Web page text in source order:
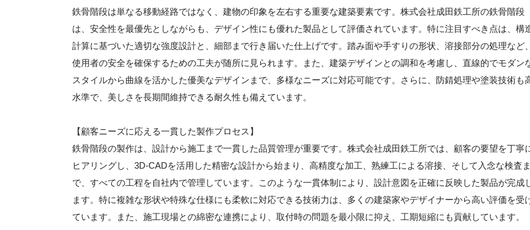
鉄骨階段は単なる移動経路ではなく、建物の印象を左右する重要な建築要素です。株式会社成田鉄工所の鉄骨階段
は、安全性を最優先としながらも、デザイン性にも優れた製品として評価されています。特に注目すべき点は、構
計算に基づいた適切な強度設計と、細部まで行き届いた仕上げです。踏み面や手すりの形状、溶接部分の処理など、
使用者の安全を確保するための工夫が随所に見られます。また、建築デザインとの調和を考慮し、直線的でモダン
スタイルから曲線を活かした優美なデザインまで、多様なニーズに対応可能です。さらに、防錆処理や塗装技術も
水準で、美しさを長期間維持できる耐久性も備えています。
【顧客ニーズに応える一貫した製作プロセス】
鉄骨階段の製作は、設計から施工まで一貫した品質管理が重要です。株式会社成田鉄工所では、顧客の要望を丁寧
ヒアリングし、3D-CADを活用した精密な設計から始まり、高精度な加工、熟練工による溶接、そして入念な検査ま
で、すべての工程を自社内で管理しています。このような一貫体制により、設計意図を正確に反映した製品が完成
ます。特に複雑な形状や特殊な仕様にも柔軟に対応できる技術力は、多くの建築家やデザイナーから高い評価を受
ています。また、施工現場との綿密な連携により、取付時の問題を最小限に抑え、工期短縮にも貢献しています。